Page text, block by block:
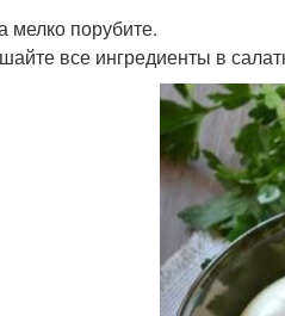
мелко порубите.
все ингредиенты в